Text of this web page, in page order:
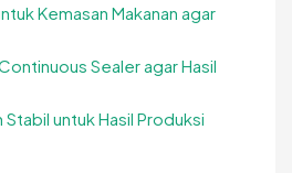
Kemasan Makanan agar
Sealer agar Hasil
Stabil untuk Hasil Produksi